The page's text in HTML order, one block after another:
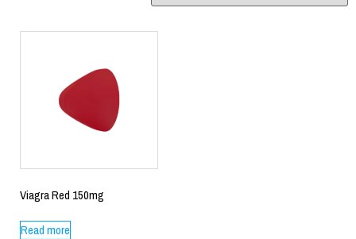
Viagra Red 150mg
Read more